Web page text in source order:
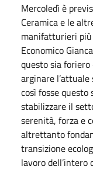
Mercoledì è
Ceramica e le
manifatturieri
Economico
questo sia
arginare
così fosse
stabilizzare il
serenità, forza e
altrettanto
transizione
lavoro dell’intero